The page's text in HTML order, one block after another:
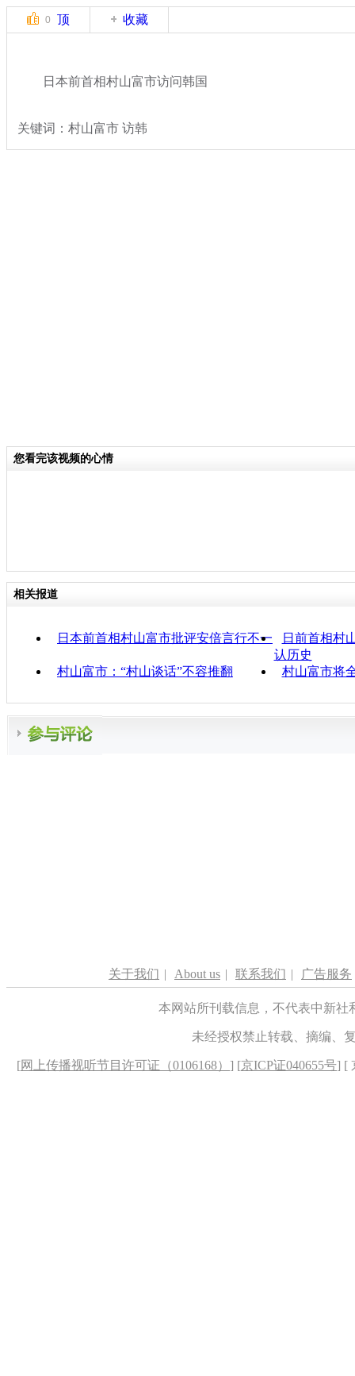
0 顶 收藏
日本前首相村山富市访问韩国
关键词：村山富市 访韩
您看完该视频的心情
相关报道
日本前首相村山富市批评安倍言行不一
日前首相村
认历史
村山富市：“村山谈话”不容推翻
村山富市将
关于我们 | About us | 联系我们 | 广告服务
本网站所刊载信息，不代表中新
未经授权禁止转载、摘编、
[网上传播视听节目许可证（0106168） ] [京ICP证040655号] [